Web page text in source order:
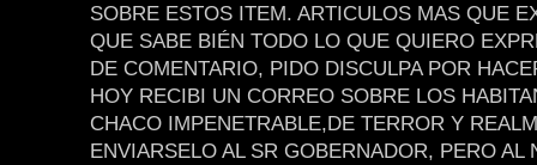
SOBRE ESTOS ITEM. ARTICULOS MAS QUE
QUE SABE BIÉN TODO LO QUE QUIERO
DE COMENTARIO, PIDO DISCULPA POR
HOY RECIBI UN CORREO SOBRE LOS
CHACO IMPENETRABLE,DE TERROR Y
ENVIARSELO AL SR GOBERNADOR, PERO AL